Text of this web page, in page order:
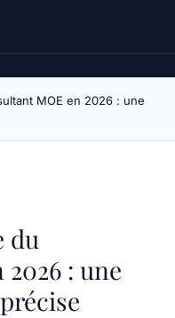
MOE en 2026 : une
du
: une